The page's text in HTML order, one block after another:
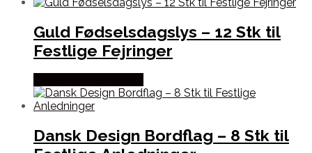
Guld Fødselsdagslys – 12 Stk til
Festlige Fejringer
Dansk Design Bordflag – 8 Stk til